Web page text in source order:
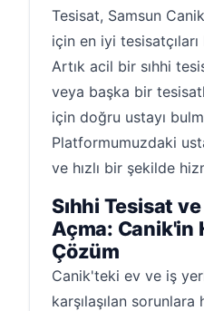
Tesisat, Samsun
için en iyi
Artık acil bir sıhhi
veya başka bir
için doğru ustayı
Platformumuzdaki
ve hızlı bir şekilde
Sıhhi Tesisat ve
Açma: Canik'in
Çözüm
Canik'teki ev ve iş
karşılaşılan sorunlara